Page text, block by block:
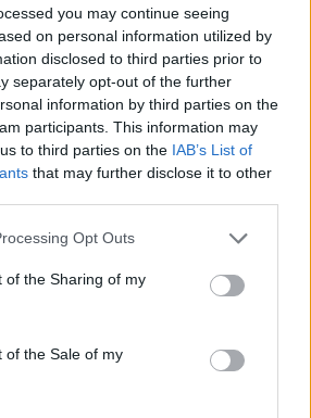
you may continue seeing
on personal information utilized by
disclosed to third parties prior to
separately opt-out of the further
information by third parties on the
participants. This information may
to third parties on the IAB’s List of
that may further disclose it to other
Opt Outs
of the Sharing of my
of the Sale of my
Sfera 102.2 ο Νικόλας